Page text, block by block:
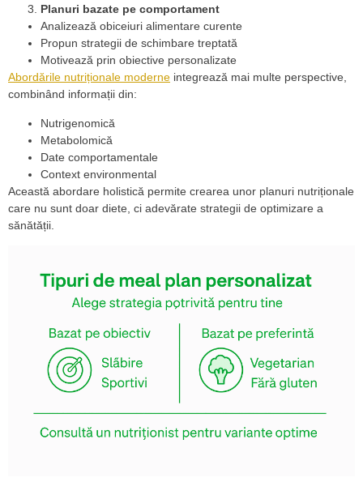
Planuri bazate pe comportament
Analizează obiceiuri alimentare curente
Propun strategii de schimbare treptată
Motivează prin obiective personalizate
Abordările nutriționale moderne integrează mai multe perspective,
combinând informații din:
Nutrigenomică
Metabolomică
Date comportamentale
Context environmental
Această abordare holistică permite crearea unor planuri nutriționale
care nu sunt doar diete, ci adevărate strategii de optimizare a
sănătății.